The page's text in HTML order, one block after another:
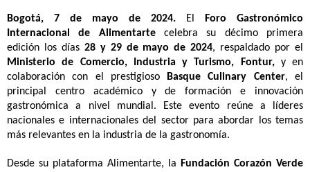
Bogotá, 7 de mayo de 2024. El
Foro Gastronómico
Internacional de Alimentartecelebra su décimo primera
edición losdías 28 y 29 de mayo de 2024, respaldado por el
Ministerio de Comercio, Industria y Turismo, Fontur,y en
colaboración con el prestigioso
Basque Culinary Center, el
principal centro académico y de formación e innovación
gastronómica a nivel mundial.
Este evento reúne a líderes
nacionales e internacionales del sector para abordar los temas
más relevantes en la industria de la gastronomía.
Desde su plataforma Alimentarte, la
Fundación Corazón Verde